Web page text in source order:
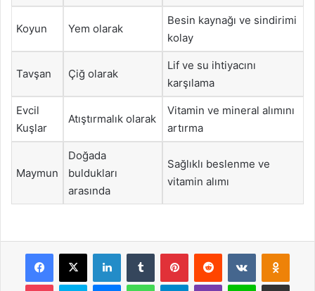
Koyun Yem olarak
Besin kaynağı ve sindirimi
kolay
Tavşan Çiğ olarak
Lif ve su ihtiyacını
karşılama
Evcil
Kuşlar
Atıştırmalık olarak
Vitamin ve mineral alımını
artırma
Maymun
Doğada
buldukları
arasında
Sağlıklı beslenme ve
vitamin alımı
Facebook
X LinkedInTumblr PinterestReddit VKontakte
Pocket Skype MessengerWhatsAppTelegramViber Line E-Posta ile